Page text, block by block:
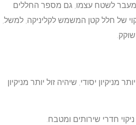
מעבר לשטח עצמו, גם מספר החללים
של חלל קטן המשמש לקליניקה, למשל,
מניקיון יסודי, שיהיה זול יותר מניקיון
חדרי שירותים ומטבח.